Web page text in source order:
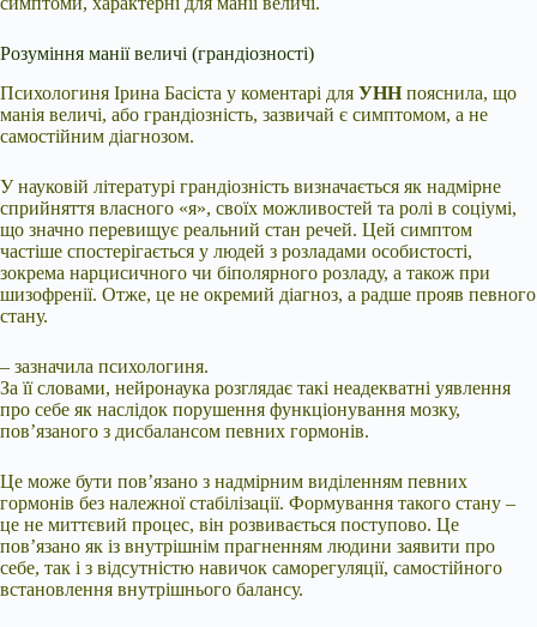
Розуміння манії величі (грандіозності)
Психологиня Ірина Басіста у коментарі для УННпояснила, що
манія величі, або грандіозність, зазвичай є симптомом, а не
самостійним діагнозом.
У науковій літературі грандіозність визначається як надмірне
сприйняття власного «я», своїх можливостей та ролі в соціумі,
що значно перевищує реальний стан речей. Цей симптом
частіше спостерігається у людей з розладами особистості,
зокрема нарцисичного чи біполярного розладу, а також при
шизофренії. Отже, це не окремий діагноз, а радше прояв певного
стану.
– зазначила психологиня.
За її словами, нейронаука розглядає такі неадекватні уявлення
про себе як наслідок порушення функціонування мозку,
пов’язаного з дисбалансом певних гормонів.
Це може бути пов’язано з надмірним виділенням певних
гормонів без належної стабілізації. Формування такого стану –
це не миттєвий процес, він розвивається поступово. Це
пов’язано як із внутрішнім прагненням людини заявити про
себе, так і з відсутністю навичок саморегуляції, самостійного
встановлення внутрішнього балансу.